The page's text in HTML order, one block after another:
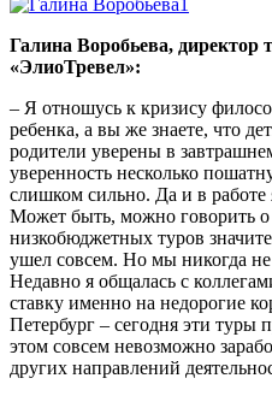
Галина Воробьева, директор
«ЭлиоТревел»:
– Я отношусь к кризису
ребенка, а вы же знаете, что
родители уверены в
уверенность несколько
слишком сильно. Да и в работе
Может быть, можно говорить о
низкобюджетных туров
ушел совсем. Но мы никогда
Недавно я общалась с
ставку именно на недорогие
Петербург – сегодня эти туры
этом совсем невозможно
других направлений